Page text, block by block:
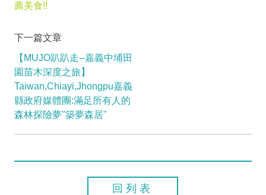
薦美食!!
下一篇文章
【MUJO趴趴走--嘉義中埔田
園苗木深度之旅】
Taiwan,Chiayi,Jhongpu嘉義
縣政府媒體團:滿足所有人的
森林探險夢"築夢森居"
回列表